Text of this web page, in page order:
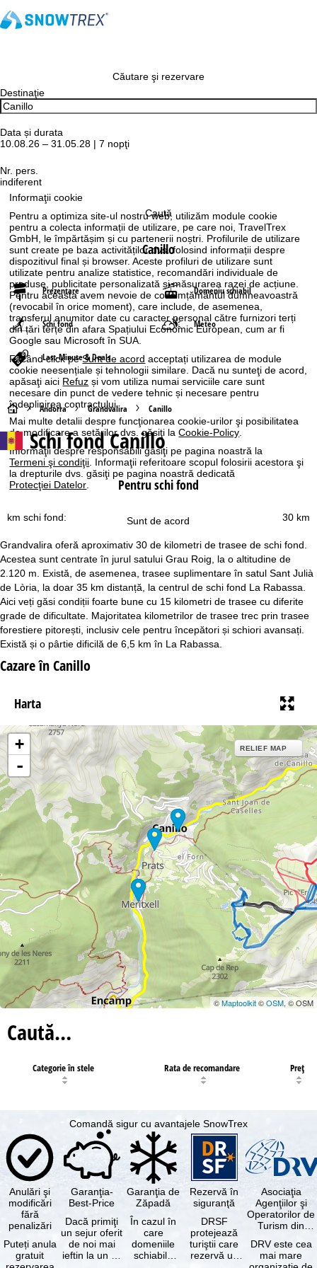
Informaţii cookie
Pentru a optimiza site-ul nostru web, utilizăm module cookie
pentru a colecta informații de utilizare, pe care noi, TravelTrex
GmbH, le împărtășim și cu partenerii noștri. Profilurile de utilizare
sunt create pe baza activităților dvs. folosind informații despre
dispozitivul final și browser. Aceste profiluri de utilizare sunt
utilizate pentru analize statistice, recomandări individuale de
produse, publicitate personalizată și măsurarea razei de acțiune.
Pentru aceasta avem nevoie de consimțământul dumneavoastră
(revocabil în orice moment), care include, de asemenea,
transferul anumitor date cu caracter personal către furnizori terți
din țări terțe din afara Spațiului Economic European, cum ar fi
Google sau Microsoft în SUA.
Făcând click peSunt de acord acceptați utilizarea de module
cookie neesențiale și tehnologii similare. Dacă nu sunteţi de acord,
apăsaţi aici Refuz și vom utiliza numai serviciile care sunt
necesare din punct de vedere tehnic și necesare pentru
îndeplinirea contractului.
Mai multe detalii despre funcţionarea cookie-urilor şi posibilitatea
de modificare a setărilor dvs. găsiţi laCookie-Policy.
Informaţii despre responsabili găsiţi pe pagina noastră la
Termeni şi condiţii. Informaţii referitoare scopul folosirii acestora şi
la drepturile dvs. găsiţi pe pagina noastră dedicată
Protecţiei Datelor.
Sunt de acord
Căutare şi rezervare
Destinaţie
Data și durata
10.08.26 – 31.05.28 | 7 nopţi
Nr. pers.
indiferent
Caută
Canillo
Prezentare Domeniu schiabil
Schi fond Meteo
Last-Minute & Deals
A
c
a
ă
Andorra Grandvalira Canillo
Schi fond Canillo
Pentru schi fond
30 km
km schi fond:
Grandvalira oferă aproximativ 30 de kilometri de trasee de schi fond.
Acestea sunt centrate în jurul satului Grau Roig, la o altitudine de
2.120 m. Există, de asemenea, trasee suplimentare în satul Sant Julià
de Lòria, la doar 35 km distanță, la centrul de schi fond La Rabassa.
Aici veți găsi condiții foarte bune cu 15 kilometri de trasee cu diferite
grade de dificultate. Majoritatea kilometrilor de trasee trec prin trasee
forestiere pitorești, inclusiv cele pentru începători și schiori avansați.
Există și o pârtie dificilă de 6,5 km în La Rabassa.
Cazare în Canillo
Harta
+
-
RELIEF MAP
©Maptoolkit©OSM, © OSM
Caută…
Categorie în stele Rata de recomandare Preţ
Comandă sigur cu avantajele SnowTrex
Anulări şi
modificări
fără
penalizări
Puteți anula
gratuit
Garanţia-
Best-Price
Dacă primiţi
un sejur oferit
de noi mai
ieftin la un alt
Garanţia de
Zăpadă
În cazul în
care
domeniile
schiabile
Rezervă în
siguranţă
DRSF
protejează
turiştii care
rezervă un
Asociaţia
Agenţiilor şi
Operatorilor de
Turism din
DRV este cea
mai mare